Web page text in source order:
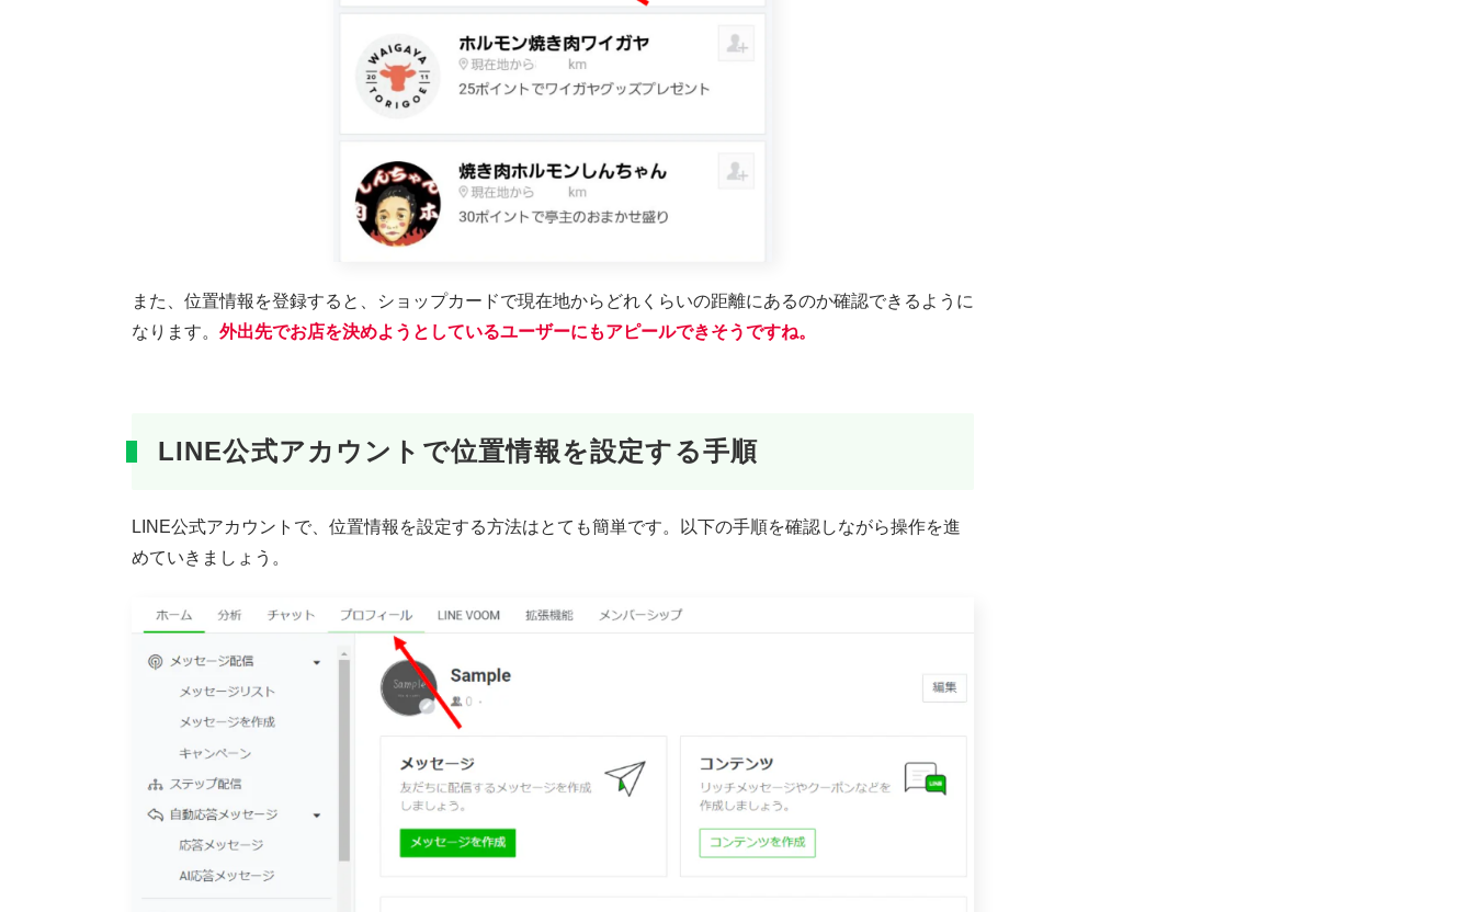
また、位置情報を登録すると、ショップカードで現在地からどれくらいの距離にあるのか確認できるように
なります。 外出先でお店を決めようとしているユーザーにもアピールできそうですね。
LINE公式アカウントで位置情報を設定する手順
LINE公式アカウントで、位置情報を設定する方法はとても簡単です。以下の手順を確認しながら操作を進
めていきましょう。